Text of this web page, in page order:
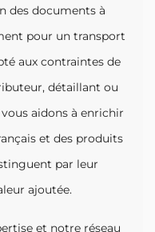
des documents à
pour un transport
aux contraintes de
détaillant ou
aidons à enrichir
et des produits
par leur
ajoutée.
et notre réseau